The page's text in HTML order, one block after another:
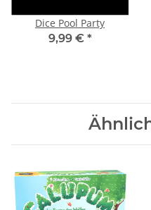
Dice Pool Party
9,99 € *